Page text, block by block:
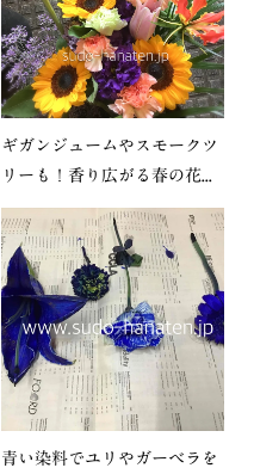
ギガンジュームやスモークツ
リーも！香り広がる春の花...
青い染料でユリやガーベラを